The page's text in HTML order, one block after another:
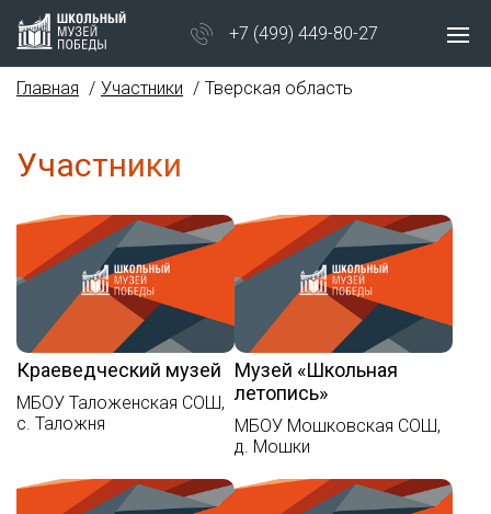
+7 (499) 449-80-27
Главная Участники Тверская область
Участники
Краеведческий музей
МБОУ Таложенская СОШ,
с. Таложня
Музей «Школьная
летопись»
МБОУ Мошковская СОШ,
д. Мошки